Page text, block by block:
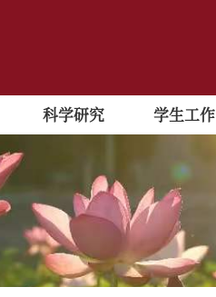
科学研究 学生工作